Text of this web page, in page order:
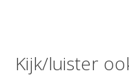
Kijk/luister